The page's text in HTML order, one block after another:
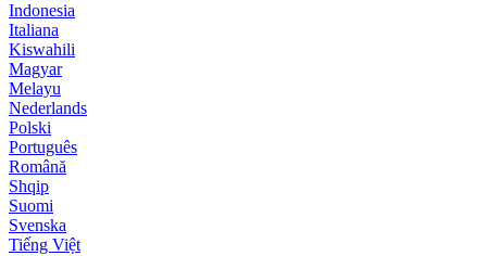
Indonesia
Italiana
Kiswahili
Magyar
Melayu
Nederlands
Polski
Português
Română
Shqip
Suomi
Svenska
Tiếng Việt